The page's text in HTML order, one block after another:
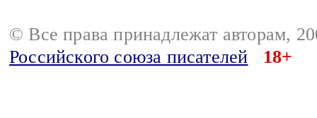
© Все права принадлежат авторам,
Российского союза писателей
18+